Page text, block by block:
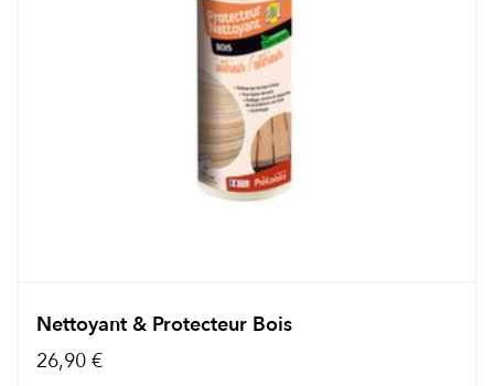
Nettoyant & Protecteur Bois
26,90 €